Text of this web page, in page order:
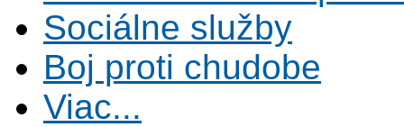
Sociálne služby
Boj proti chudobe
Viac...